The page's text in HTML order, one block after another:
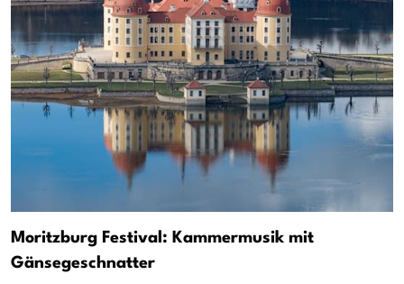
Moritzburg Festival: Kammermusik mit
Gänsegeschnatter